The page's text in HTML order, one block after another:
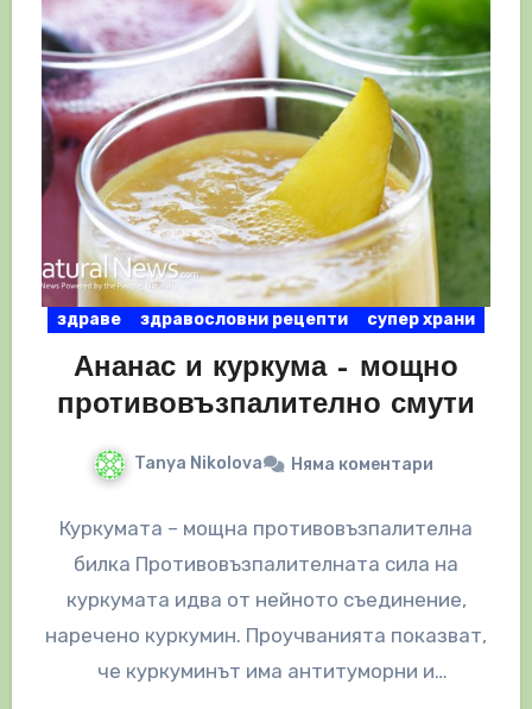
здраве здравословни рецепти супер храни
Ананас и куркума – мощно
противовъзпалително смути
Tanya Nikolova Няма коментари
Куркумата – мощна противовъзпалителна
билка Противовъзпалителната сила на
куркумата идва от нейното съединение,
наречено куркумин. Проучванията показват,
че куркуминът има антитуморни и